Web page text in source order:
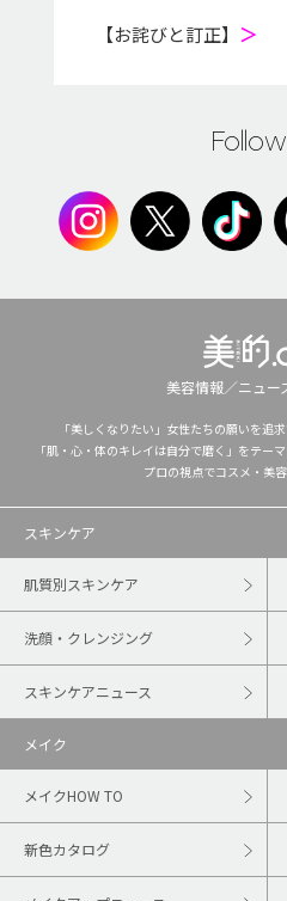
【お詫びと訂正】 ＞
美容情報／ニュー
「美しくなりたい」女性たちの願いを追
「肌・心・体のキレイは自分で磨く」をテー
プロの視点でコスメ・美
スキンケア
肌質別スキンケア
洗顔・クレンジング
スキンケアニュース
メイク
メイクHOW TO
新色カタログ